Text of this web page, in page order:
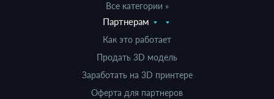
Все категории »
Партнерам
Как это работает
Продать 3D модель
Заработать на 3D принтере
Оферта для партнеров